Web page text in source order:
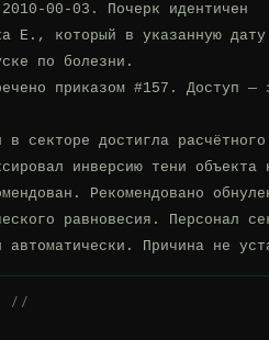
00-03. Почерк идентичен
Е., который в указанную дату
по болезни.
приказом #157. Доступ —
в секторе достигла
инверсию тени объекта
Рекомендовано
равновесия. Персонал
автоматически. Причина не
//